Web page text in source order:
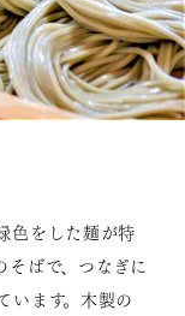
色をした麺が特
そばで、つなぎに
います。木製の